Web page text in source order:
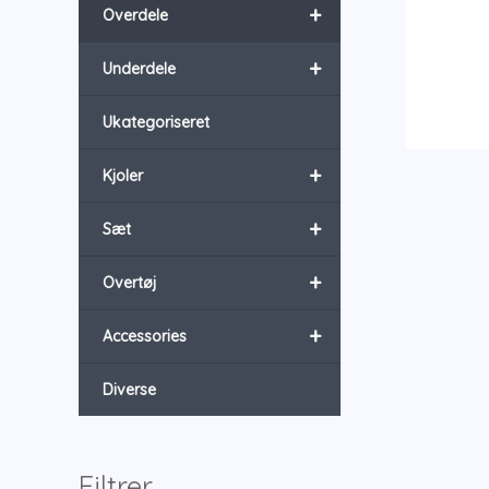
+
Overdele
+
Underdele
Ukategoriseret
+
Kjoler
+
Sæt
+
Overtøj
+
Accessories
Diverse